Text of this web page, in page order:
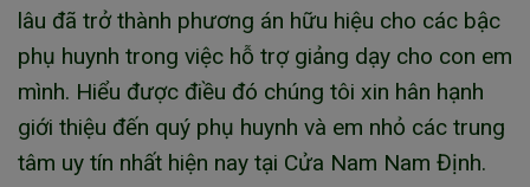
lâu đã trở thành phương án hữu hiệu cho các bậc
phụ huynh trong việc hỗ trợ giảng dạy cho con em
mình. Hiểu được điều đó chúng tôi xin hân hạnh
giới thiệu đến quý phụ huynh và em nhỏ các trung
tâm uy tín nhất hiện nay tại Cửa Nam Nam Định.